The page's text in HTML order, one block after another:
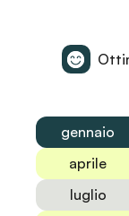
gennaio
aprile
luglio